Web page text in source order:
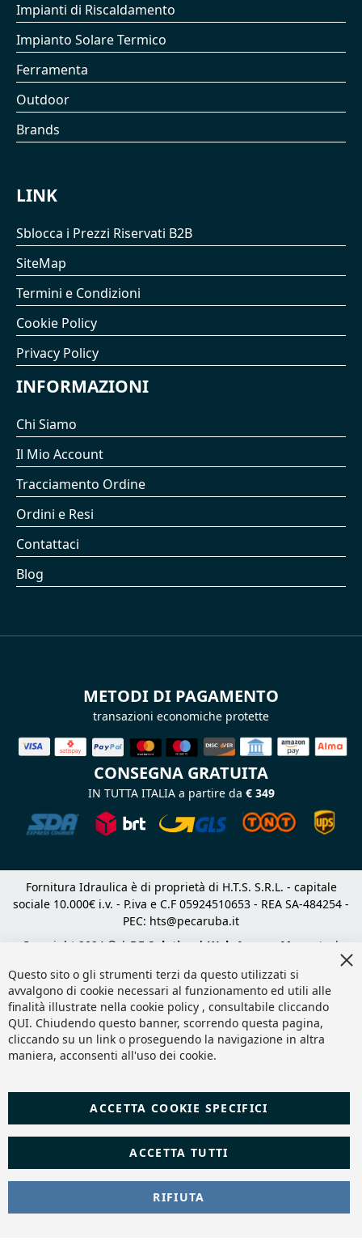
Impianti di Riscaldamento
Impianto Solare Termico
Ferramenta
Outdoor
Brands
LINK
Sblocca i Prezzi Riservati B2B
SiteMap
Termini e Condizioni
Cookie Policy
Privacy Policy
INFORMAZIONI
Chi Siamo
Il Mio Account
Tracciamento Ordine
Ordini e Resi
Contattaci
Blog
METODI DI PAGAMENTO
transazioni economiche protette
CONSEGNA GRATUITA
IN TUTTA ITALIA a partire da € 349
Fornitura Idraulica è di proprietà di H.T.S. S.R.L. - capitale
sociale 10.000€ i.v. - P.iva e C.F 05924510653 - REA SA-484254 -
PEC: hts@pecaruba.it
Copyright 2024 © | DF Solution | Web Agency Magento
|
Questo sito o gli strumenti terzi da questo utilizzati si
avvalgono di cookie necessari al funzionamento ed utili alle
finalità illustrate nella cookie policy , consultabile cliccando
QUI. Chiudendo questo banner, scorrendo questa pagina,
cliccando su un link o proseguendo la navigazione in altra
maniera, acconsenti all'uso dei cookie.
ACCETTA TUTTI
ACCETTA COOKIE SPECIFICI
RIFIUTA